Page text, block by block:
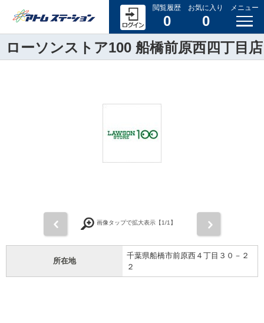
閲覧履歴
0
お気に入り
0
メニュー
ローソンストア100 船橋前原西四丁目店
画像タップで拡大表示【1/1】
所在地
千葉県船橋市前原西４丁目３０－２
２